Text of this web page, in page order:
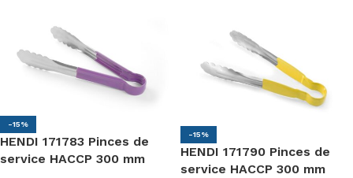
-15%
HENDI 171783 Pinces de
service HACCP 300 mm
-15%
HENDI 171790 Pinces de
service HACCP 300 mm